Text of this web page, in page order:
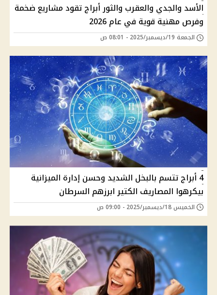
الأسد والجدي والعقرب والثور أبراج تقود مشاريع ضخمة
وفرص مهنية قوية في عام 2026
الجمعة 19/ديسمبر/2025 - 08:01 ص
4 أبراج تتسم بالبخل الشديد وحسن إدارة الميزانية
بيكرهوا المصاريف الكتير ابرزهم السرطان
الخميس 18/ديسمبر/2025 - 09:00 ص